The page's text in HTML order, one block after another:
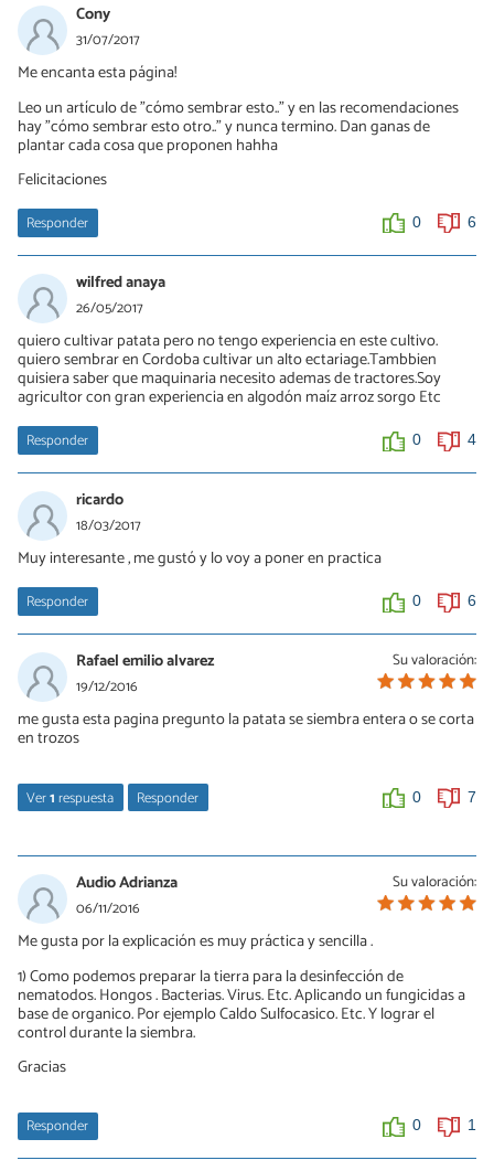
Cony
31/07/2017
Me encanta esta página!
Leo un artículo de "cómo sembrar esto.." y en las recomendaciones
hay "cómo sembrar esto otro.." y nunca termino. Dan ganas de
plantar cada cosa que proponen hahha
Felicitaciones
Responder 0 6
wilfred anaya
26/05/2017
quiero cultivar patata pero no tengo experiencia en este cultivo.
quiero sembrar en Cordoba cultivar un alto ectariage.Tambbien
quisiera saber que maquinaria necesito ademas de tractores.Soy
agricultor con gran experiencia en algodón maíz arroz sorgo Etc
Responder 0 4
ricardo
18/03/2017
Muy interesante , me gustó y lo voy a poner en practica
Responder 0 6
Su valoración:
Rafael emilio alvarez
19/12/2016
me gusta esta pagina pregunto la patata se siembra entera o se corta
en trozos
Ver1respuesta Responder 0 7
14/02/2017
Yo las corto en 2 o 3 trozos , aprovechando siempre donde esten
los brotes que le han salido
Su valoración:
Audio Adrianza
06/11/2016
Me gusta por la explicación es muy práctica y sencilla .
1) Como podemos preparar la tierra para la desinfección de
nematodos. Hongos . Bacterias. Virus. Etc. Aplicando un fungicidas a
base de organico. Por ejemplo Caldo Sulfocasico. Etc. Y lograr el
control durante la siembra.
Gracias
Responder 0 1